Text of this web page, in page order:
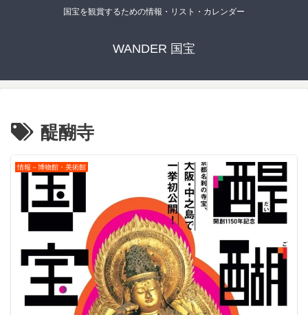
国宝を観賞するための情報・リスト・カレンダー
WANDER 国宝
醍醐寺
情報－博物館・美術館